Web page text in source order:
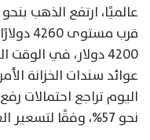
قرب
4200 دولار، في
عوائد سندات الخزانة
اليوم تراجع احتمالات
نحو 57%، وفقًا لتسعير العقود المرتبطة بأسعار الفائدة.